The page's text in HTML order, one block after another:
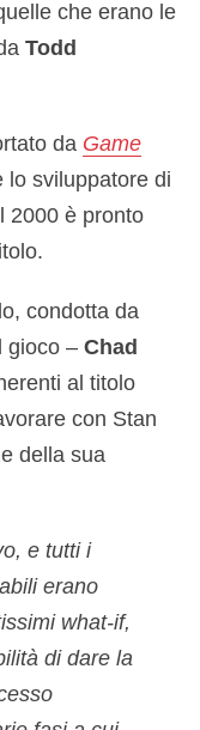
che erano le
Todd
da Game
lo sviluppatore di
2000 è pronto
condotta da
gioco – Chad
al titolo
con Stan
della sua
e tutti i
erano
what-if,
di dare la